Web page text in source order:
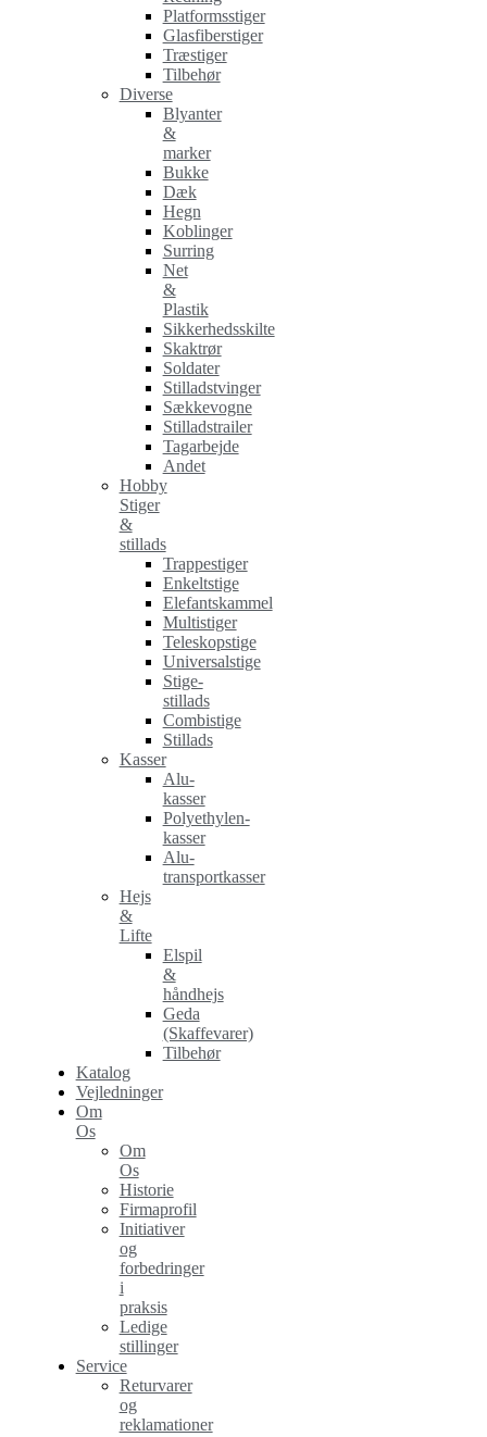
Platformsstiger
Glasfiberstiger
Træstiger
Tilbehør
Diverse
Blyanter
&
marker
Bukke
Dæk
Hegn
Koblinger
Surring
Net
&
Plastik
Sikkerhedsskilte
Skaktrør
Soldater
Stilladstvinger
Sækkevogne
Stilladstrailer
Tagarbejde
Andet
Hobby
Stiger
&
stillads
Trappestiger
Enkeltstige
Elefantskammel
Multistiger
Teleskopstige
Universalstige
Stige-
stillads
Combistige
Stillads
Kasser
Alu-
kasser
Polyethylen-
kasser
Alu-
transportkasser
Hejs
&
Lifte
Elspil
&
håndhejs
Geda
(Skaffevarer)
Tilbehør
Katalog
Vejledninger
Om
Os
Om
Os
Historie
Firmaprofil
Initiativer
og
forbedringer
i
praksis
Ledige
stillinger
Service
Returvarer
og
reklamationer